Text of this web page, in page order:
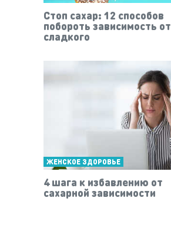
Стоп сахар: 12 способов
побороть зависимость от
сладкого
ЖЕНСКОЕ ЗДОРОВЬЕ
4 шага к избавлению от
сахарной зависимости